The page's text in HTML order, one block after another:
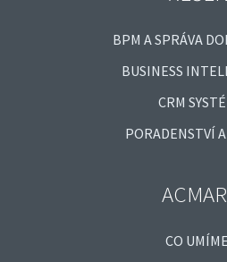
BPM A SPRÁVA
BUSINESS
CRM
PORADENSTVÍ
CO